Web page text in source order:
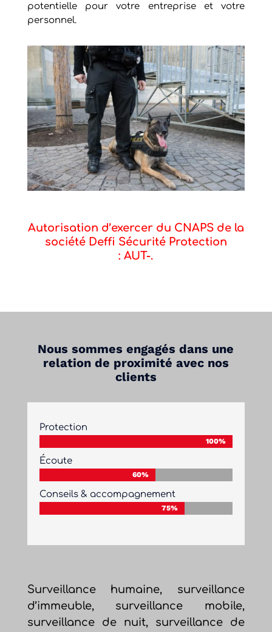
potentielle pour votre entreprise et votre
personnel.
Autorisation d’exercer du CNAPS de la
société Deffi Sécurité Protection
: AUT-.
Nous sommes engagés dans une
relation de proximité avec nos
clients
Protection
100%
100%
Écoute
60%
60%
Conseils & accompagnement
75%
75%
Surveillance humaine, surveillance
d’immeuble, surveillance mobile,
surveillance de nuit, surveillance de